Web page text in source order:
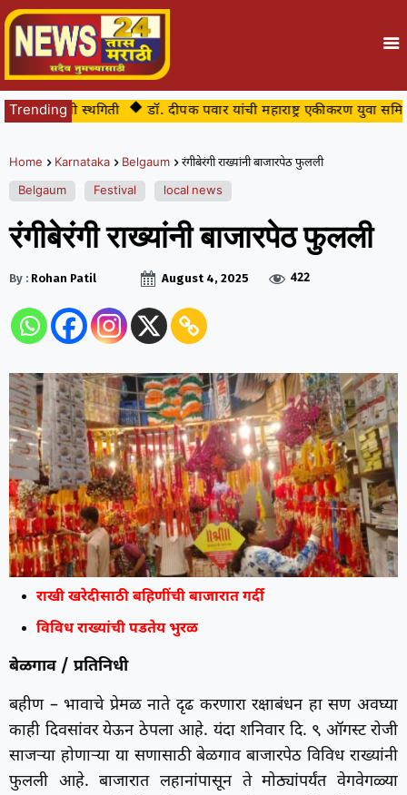
Trending
स्थगिती डॉ. दीपक पवार यांची महाराष्ट्र एकीकरण युवा समिती
Home Karnataka Belgaum
रंगीबेरंगी राख्यांनी बाजारपेठ फुलली
Belgaum
Festival local news
रंगीबेरंगी राख्यांनी बाजारपेठ फुलली
By : Rohan Patil August 4, 2025 422
राखी खरेदीसाठी बहिणींची बाजारात गर्दी
विविध राख्यांची पडतेय भुरळ
बेळगाव / प्रतिनिधी
बहीण – भावाचे प्रेमळ नाते दृढ करणारा रक्षाबंधन हा सण अवघ्या
काही दिवसांवर येऊन ठेपला आहे. यंदा शनिवार दि. ९ ऑगस्ट रोजी
साजऱ्या होणाऱ्या या सणासाठी बेळगाव बाजारपेठ विविध राख्यांनी
फुलली आहे. बाजारात लहानांपासून ते मोठ्यांपर्यंत वेगवेगळ्या